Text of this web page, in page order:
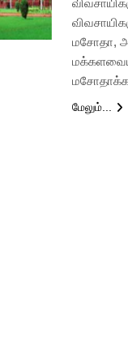
மசோதா,
மேலும்...